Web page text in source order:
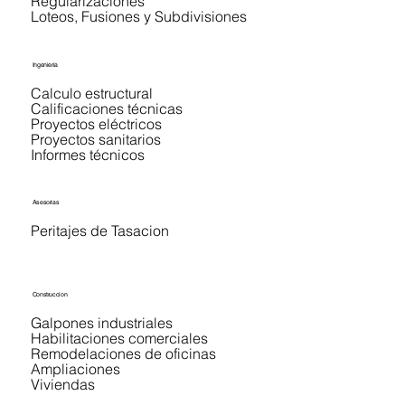
​Loteos, Fusiones y Subdivisiones
Calculo estructural
​Calificaciones técnicas
​Proyectos eléctricos
​Proyectos sanitarios
​Informes técnicos
Ingenieria
Peritajes de Tasacion
Asesorias
Galpones industriales
​Habilitaciones comerciales
​Remodelaciones de oficinas
​Ampliaciones
​Viviendas
Construccion